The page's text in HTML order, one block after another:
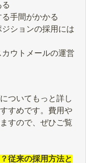
手間がかかる
ションの採用には
ウトメールの運営
ついてもっと詳し
すめです。費用や
すので、ぜひご覧
従来の採用方法と